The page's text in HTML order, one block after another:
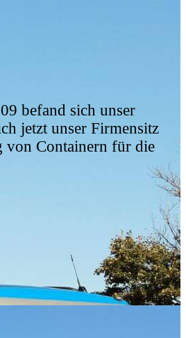
befand sich unser
jetzt unser Firmensitz
von Containern für die